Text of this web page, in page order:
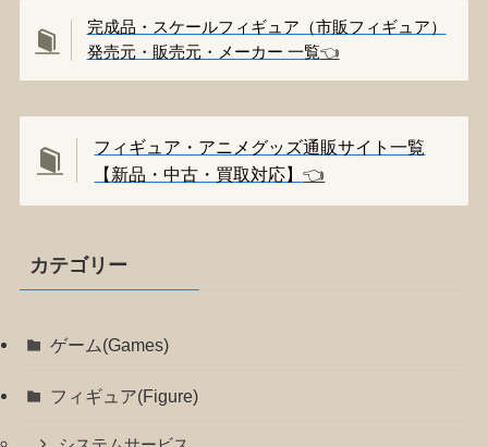
完成品・スケールフィギュア（市販フィギュア）
発売元・販売元・メーカー 一覧👈️
フィギュア・アニメグッズ通販サイト一覧
【新品・中古・買取対応】👈️
カテゴリー
ゲーム(Games)
フィギュア(Figure)